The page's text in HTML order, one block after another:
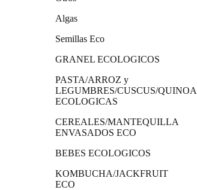
Algas
Semillas Eco
GRANEL ECOLOGICOS
PASTA/ARROZ y
LEGUMBRES/CUSCUS/QUINOA
ECOLOGICAS
CEREALES/MANTEQUILLA
ENVASADOS ECO
BEBES ECOLOGICOS
KOMBUCHA/JACKFRUIT
ECO